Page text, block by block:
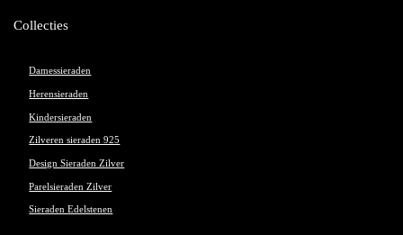
Collecties
Damessieraden
Herensieraden
Kindersieraden
Zilveren sieraden 925
Design Sieraden Zilver
Parelsieraden Zilver
Sieraden Edelstenen